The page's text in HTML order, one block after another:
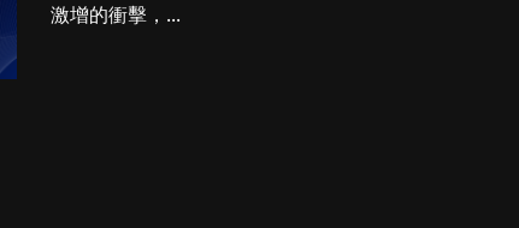
激增的衝擊，...